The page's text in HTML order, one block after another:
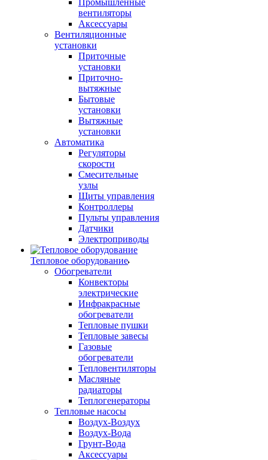
Промышленные
вентиляторы
Аксессуары
Вентиляционные
установки
Приточные
установки
Приточно-
вытяжные
Бытовые
установки
Вытяжные
установки
Автоматика
Регуляторы
скорости
Смесительные
узлы
Щиты управления
Контроллеры
Пульты управления
Датчики
Электроприводы
Тепловое оборудование
Обогреватели
Конвекторы
электрические
Инфракрасные
обогреватели
Тепловые пушки
Тепловые завесы
Газовые
обогреватели
Тепловентиляторы
Масляные
радиаторы
Теплогенераторы
Тепловые насосы
Воздух-Воздух
Воздух-Вода
Грунт-Вода
Аксессуары